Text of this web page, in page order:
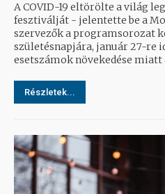
A COVID-19 eltörölte a világ
fesztiválját - jelentette be a
szervezők a programsorozat
születésnapjára, január 27-re
esetszámok növekedése miatt
Részletek...